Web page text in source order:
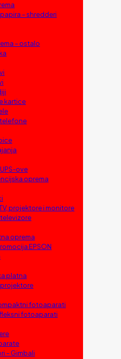
– shredderi
– ostalo
kartice
ove
oprema
projektore i monitore
oprema
EPSON
platna
fotoaparati
fotoaparati
– Gimbali